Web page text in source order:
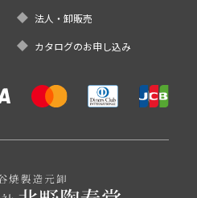
法人・卸販売
カタログのお申し込み